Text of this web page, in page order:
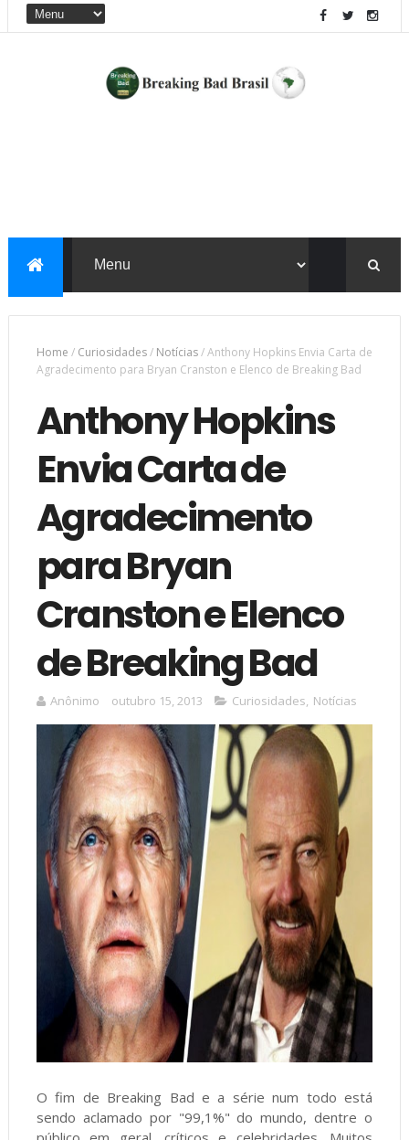
Home / Curiosidades/ Notícias/Anthony Hopkins Envia Carta de
Agradecimento para Bryan Cranston e Elenco de Breaking Bad
Anthony Hopkins
Envia Carta de
Agradecimento
para Bryan
Cranston e Elenco
de Breaking Bad
Anônimo outubro 15, 2013 Curiosidades, Notícias
O fim de Breaking Bad e a série num todo está
sendo aclamado por "99,1%" do mundo, dentre o